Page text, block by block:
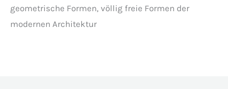
geometrische Formen, völlig freie Formen der
modernen Architektur